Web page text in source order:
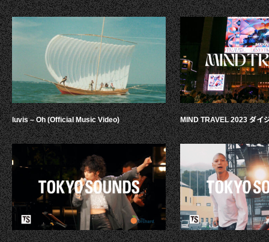
luvis – Oh (Official Music Video) MIND TRAVEL 2023 ダイ